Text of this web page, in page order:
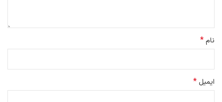
نام*
ایمیل *